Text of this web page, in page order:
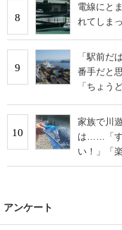
8
電線にと
れてしま
9
「駅前だ
番手だと
「ちょう
10
家族で川
は……「す
い！」「
アンケート